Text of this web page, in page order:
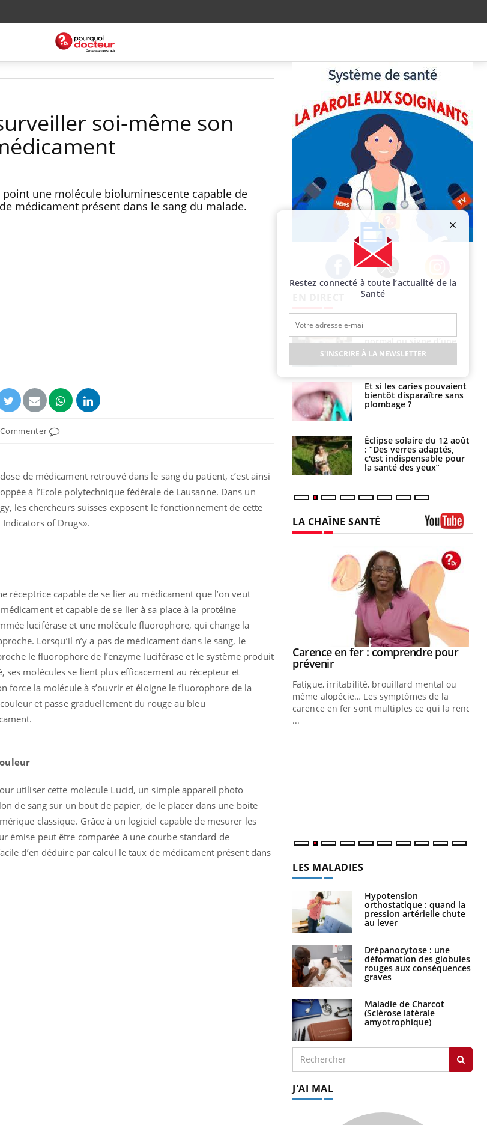
soi-même son
une molécule bioluminescente capable de
médicament présent dans le sang du malade.
Commenter
de médicament retrouvé dans le sang du patient, c’est ainsi
à l’Ecole polytechnique fédérale de Lausanne. Dans un
les chercheurs suisses exposent le fonctionnement de cette
of Drugs».
réceptrice capable de se lier au médicament que l’on veut
et capable de se lier à sa place à la protéine
luciférase et une molécule fluorophore, qui change la
Lorsqu’il n’y a pas de médicament dans le sang, le
le fluorophore de l’enzyme luciférase et le système produit
molécules se lient plus efficacement au récepteur et
force la molécule à s’ouvrir et éloigne le fluorophore de la
et passe graduellement du rouge au bleu
utiliser cette molécule Lucid, un simple appareil photo
de sang sur un bout de papier, de le placer dans une boite
classique. Grâce à un logiciel capable de mesurer les
émise peut être comparée à une courbe standard de
d’en déduire par calcul le taux de médicament présent dans
Facebook Twitter Instagram
Vélo : et si vos douleurs
n’étaient pas liées à
l’effort ?
Les crises d’angoisse
normal ou signe d’une
maladie ?
Et si les caries pouvaient
bientôt disparaître sans
plombage ?
Éclipse solaire du 12 août
: “Des verres adaptés,
c'est indispensable pour
la santé des yeux”
modifient votre cerveau !
Mon enfant est-il trop
sensible ou simplement
très empathique ?
Bébés, jeunes enfants :
quelle trousse à
pharmacie pour les
vacances ?
LA CHAÎNE SANTÉ
des Mains :
Youtube
sont faciles à aborder...
côté, poser des
d'un proche c'est
Youtube
Carence en fer : comprendre pour
prévenirYoutube
Fatigue, irritabilité, brouillard mental ou
même alopécie… Les symptômes de la
carence en fer sont multiples ce qui la rend
...
LES MALADIES
Hypotension
orthostatique : quand la
pression artérielle chute
au lever
Drépanocytose : une
déformation des globules
rouges aux conséquences
graves
Maladie de Charcot
(Sclérose latérale
amyotrophique)
J'AI MAL
Restez connecté à toute l’actualité de la
Santé
S'INSCRIRE À LA NEWSLETTER